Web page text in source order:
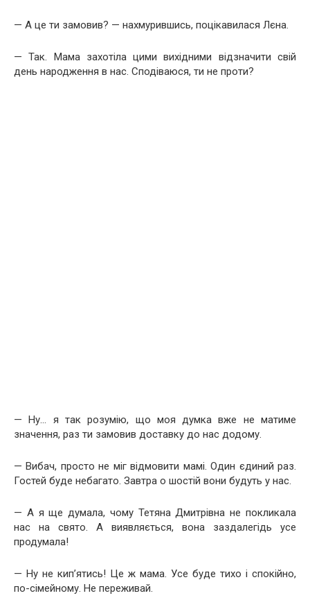
— А це ти замовив? — нахмурившись, поцікавилася Лєна.
— Так. Мама захотіла цими вихідними відзначити свій
день народження в нас. Сподіваюся, ти не проти?
— Ну… я так розумію, що моя думка вже не матиме
значення, раз ти замовив доставку до нас додому.
— Вибач, просто не міг відмовити мамі. Один єдиний раз.
Гостей буде небагато. Завтра о шостій вони будуть у нас.
— А я ще думала, чому Тетяна Дмитрівна не покликала
нас на свято. А виявляється, вона заздалегідь усе
продумала!
— Ну не кип’ятись! Це ж мама. Усе буде тихо і спокійно,
по-сімейному. Не переживай.